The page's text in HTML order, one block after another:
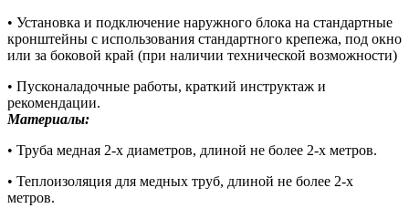
• Установка и подключение наружного блока на стандартные
кронштейны с использования стандартного крепежа, под окно
или за боковой край (при наличии технической возможности)
• Пусконаладочные работы, краткий инструктаж и
рекомендации.
Материалы:
• Труба медная 2-х диаметров, длиной не более 2-х метров.
• Теплоизоляция для медных труб, длиной не более 2-х
метров.